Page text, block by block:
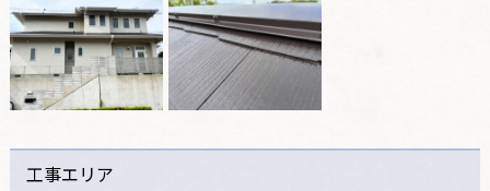
工事エリア